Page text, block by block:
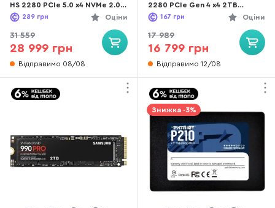
HS 2280 PCIe 5.0 x4 NVMe 2.0
4TB (CT4000T700SSD5)
Оціни
289 грн
31 559
28 999 грн
Відправимо 08/08
2280 PCIe Gen 4 x4 2TB
(CT2000T500SSD8)
Оціни
167 грн
17 989
16 799 грн
Відправимо 12/08
Знижка -3%